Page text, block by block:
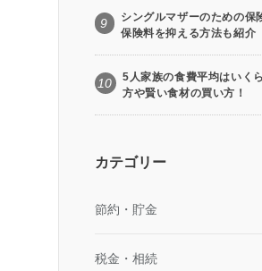
9
シングルマザーのための保
保険料を抑える方法も紹介
10
5人家族の食費平均はいく
方や賢い食材の買い方！
カテゴリー
節約・貯金
税金・相続